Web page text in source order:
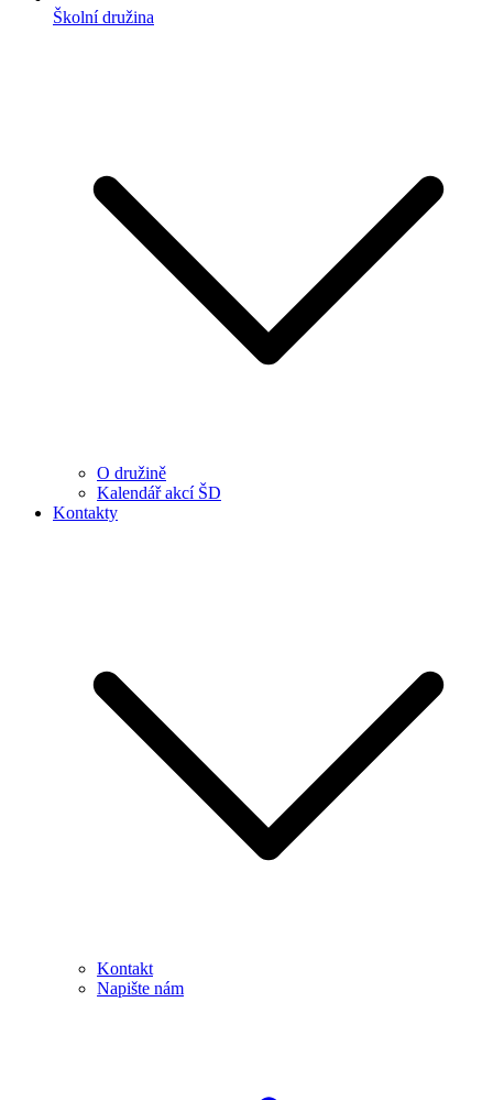
Školní družina
O družině
Kalendář akcí ŠD
Kontakty
Kontakt
Napište nám